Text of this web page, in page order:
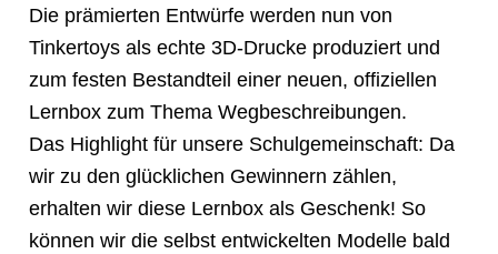
Die prämierten Entwürfe werden nun von
Tinkertoys als echte 3D-Drucke produziert und
zum festen Bestandteil einer neuen, offiziellen
Lernbox zum Thema Wegbeschreibungen.
Das Highlight für unsere Schulgemeinschaft: Da
wir zu den glücklichen Gewinnern zählen,
erhalten wir diese Lernbox als Geschenk! So
können wir die selbst entwickelten Modelle bald